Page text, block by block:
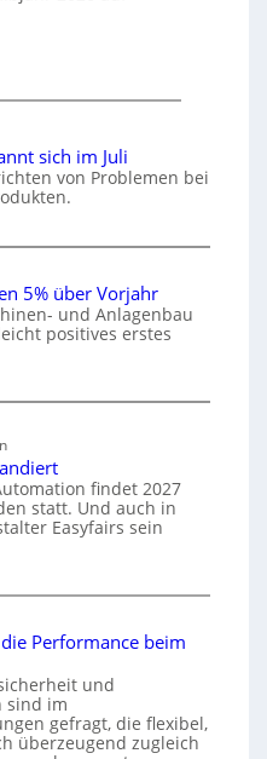
sich im Juli
von Problemen bei
5% über Vorjahr
und Anlagenbau
positives erstes
findet 2027
statt. Und auch in
Easyfairs sein
Performance beim
und
sind im
gefragt, die flexibel,
überzeugend zugleich